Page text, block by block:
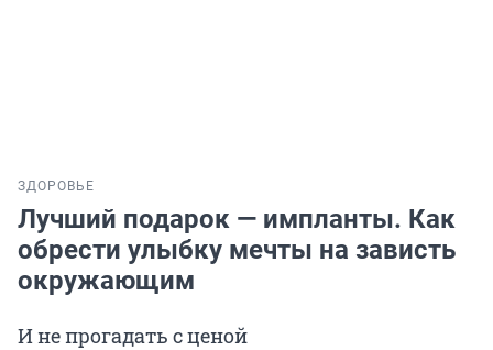
ЗДОРОВЬЕ
Лучший подарок — импланты. Как
обрести улыбку мечты на зависть
окружающим
И не прогадать с ценой